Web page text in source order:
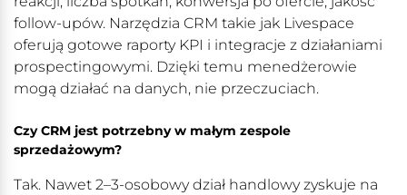
follow-upów. Narzędzia CRM takie jak Livespace
oferują gotowe raporty KPI i integracje z działaniami
prospectingowymi. Dzięki temu menedżerowie
mogą działać na danych, nie przeczuciach.
Czy CRM jest potrzebny w małym zespole
sprzedażowym?
Tak. Nawet 2–3-osobowy dział handlowy zyskuje na